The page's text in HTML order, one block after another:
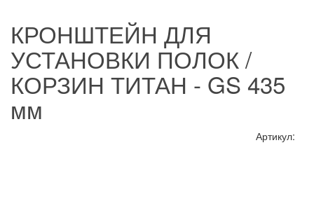
КРОНШТЕЙН ДЛЯ
УСТАНОВКИ ПОЛОК /
КОРЗИН ТИТАН - GS 435
мм
Артикул: